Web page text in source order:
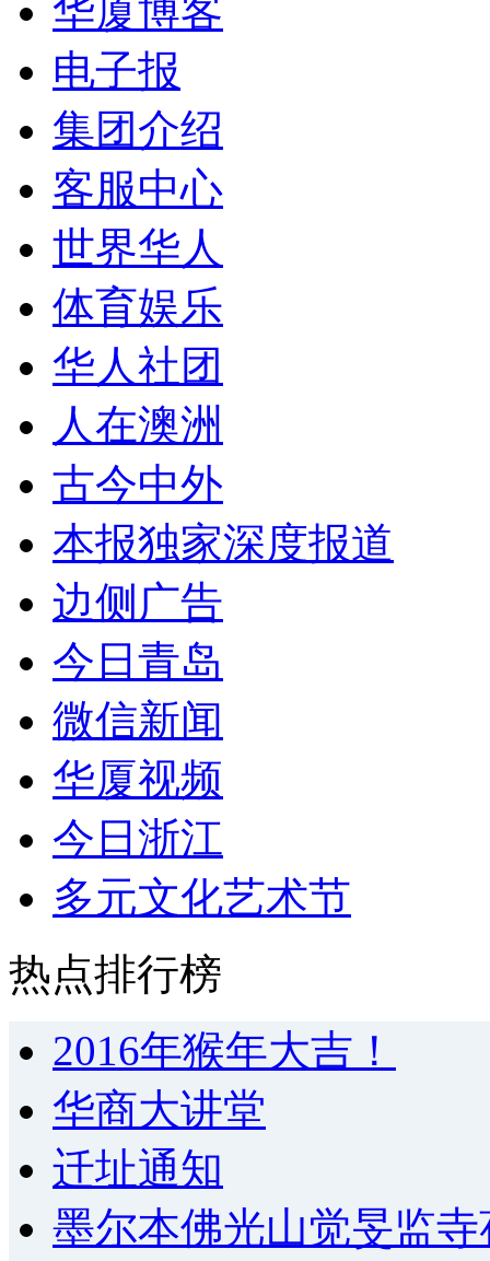
华厦博客
电子报
集团介绍
客服中心
世界华人
体育娱乐
华人社团
人在澳洲
古今中外
本报独家深度报道
边侧广告
今日青岛
微信新闻
华厦视频
今日浙江
多元文化艺术节
热点排行榜
2016年猴年大吉！
华商大讲堂
迁址通知
墨尔本佛光山觉旻监